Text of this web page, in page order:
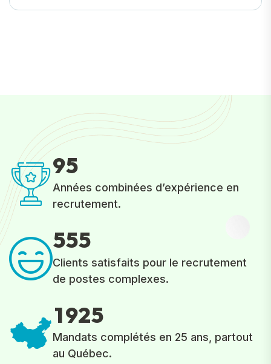
95
Années combinées d’expérience en
recrutement.
555
Clients satisfaits pour le recrutement
de postes complexes.
1925
Mandats complétés en 25 ans, partout
au Québec.